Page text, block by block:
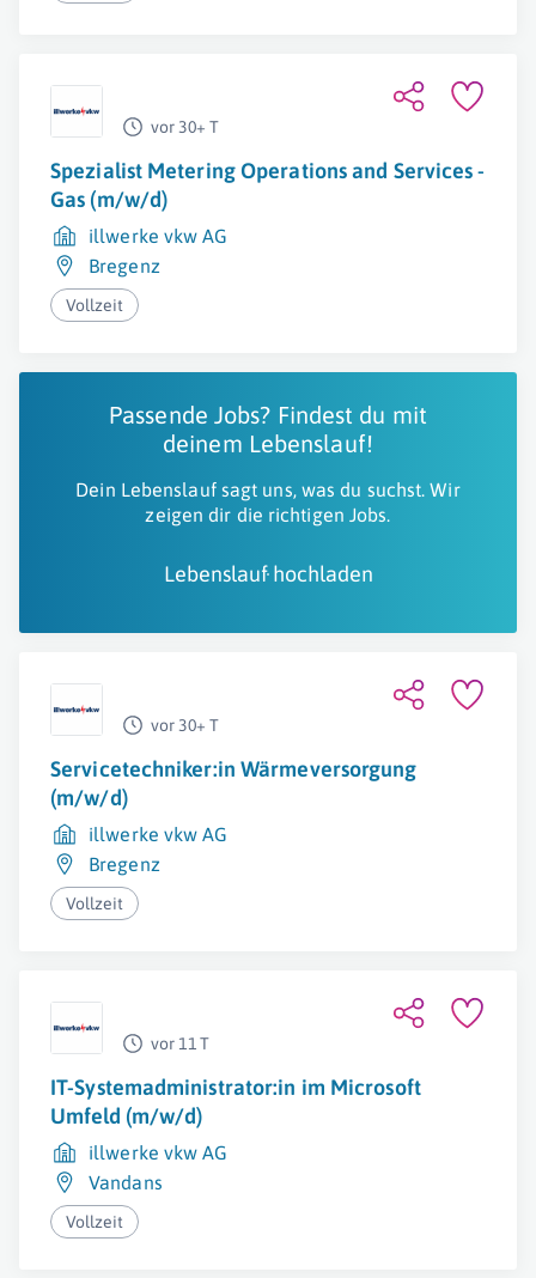
vor 30+ T
Spezialist Metering Operations and Services -
Gas (m/w/d)
illwerke vkw AG
Bregenz
Vollzeit
Passende Jobs? Findest du mit
deinem Lebenslauf!
Dein Lebenslauf sagt uns, was du suchst. Wir
zeigen dir die richtigen Jobs.
Lebenslauf hochladen
vor 30+ T
Servicetechniker:in Wärmeversorgung
(m/w/d)
illwerke vkw AG
Bregenz
Vollzeit
vor 11 T
IT-Systemadministrator:in im Microsoft
Umfeld (m/w/d)
illwerke vkw AG
Vandans
Vollzeit